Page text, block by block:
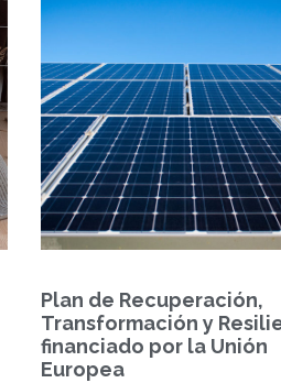
Plan de Recuperación,
Transformación y
financiado por la Unión
Europea